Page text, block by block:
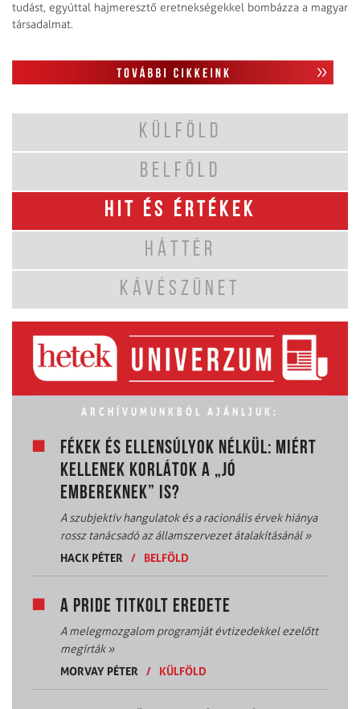
tudást, egyúttal hajmeresztő eretnekségekkel bombázza a magyar
társadalmat.
KÜLFÖLD
BELFÖLD
HIT ÉS ÉRTÉKEK
HÁTTÉR
KÁVÉSZÜNET
ARCHÍVUMUNKBÓL AJÁNLJUK:
FÉKEK ÉS ELLENSÚLYOK NÉLKÜL: MIÉRT
KELLENEK KORLÁTOK A „JÓ
EMBEREKNEK” IS?
A szubjektív hangulatok és a racionális érvek hiánya
rossz tanácsadó az államszervezet átalakításánál»
HACK PÉTER
/ BELFÖLD
A PRIDE TITKOLT EREDETE
A melegmozgalom programját évtizedekkel ezelőtt
megírták»
MORVAY PÉTER
/ KÜLFÖLD